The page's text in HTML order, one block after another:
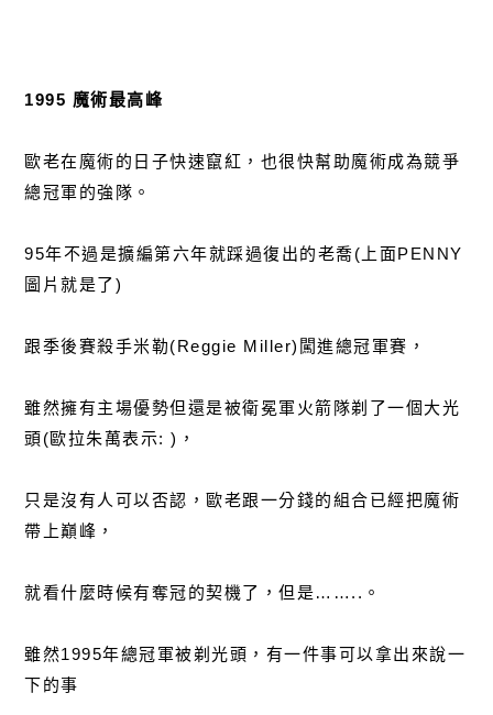
1995 魔術最高峰
歐老在魔術的日子快速竄紅，也很快幫助魔術成為競爭
總冠軍的強隊。
95年不過是擴編第六年就踩過復出的老喬(上面PENNY
圖片就是了)
跟季後賽殺手米勒(Reggie Miller)闖進總冠軍賽，
雖然擁有主場優勢但還是被衛冕軍火箭隊剃了一個大光
頭(歐拉朱萬表示: )，
只是沒有人可以否認，歐老跟一分錢的組合已經把魔術
帶上巔峰，
就看什麼時候有奪冠的契機了，但是……..。
雖然1995年總冠軍被剃光頭，有一件事可以拿出來說一
下的事